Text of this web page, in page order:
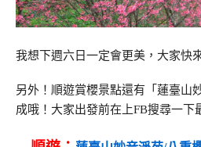
我想下週六日一定會更美，大家快
另外！順遊賞櫻景點還有「蓮臺山
成哦！大家出發前在上FB搜尋一下